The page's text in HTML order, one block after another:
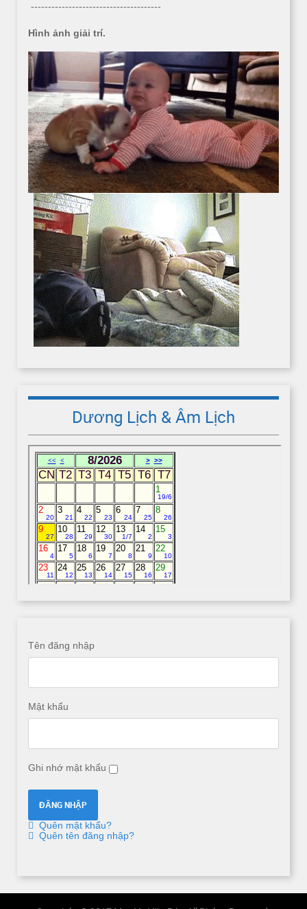
--------------------------------------
Hình ảnh giải trí.
Dương Lịch & Âm Lịch
Tên đăng nhập
Mật khẩu
Ghi nhớ mật khẩu
Quên mật khẩu?
Quên tên đăng nhập?